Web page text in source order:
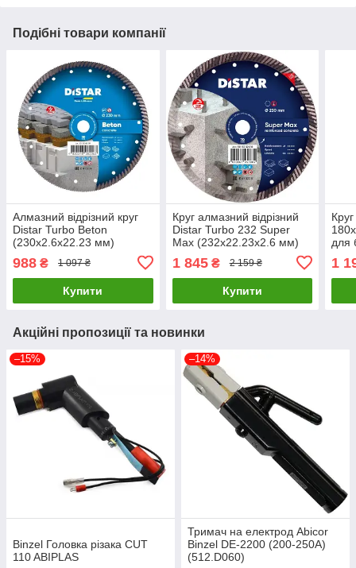
Подібні товари компанії
Алмазний відрізний круг
Distar Turbo Beton
(230х2.6х22.23 мм)
988 ₴ 1 097 ₴
Купити
Круг алмазний відрізний
Distar Turbo 232 Super
Max (232х22.23х2.6 мм)
1 845₴ 2 159 ₴
Купити
для
1
Акційні пропозиції та новинки
–15%
Binzel Головка різака CUT
110 ABIPLAS
–14%
Тримач на електрод Abicor
Binzel DE-2200 (200-250А)
(512.D060)